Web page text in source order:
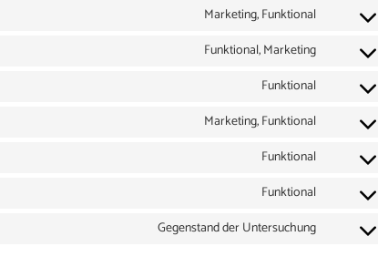
Marketing, Funktional
Funktional, Marketing
Funktional
Marketing, Funktional
Funktional
Funktional
Gegenstand der Untersuchung